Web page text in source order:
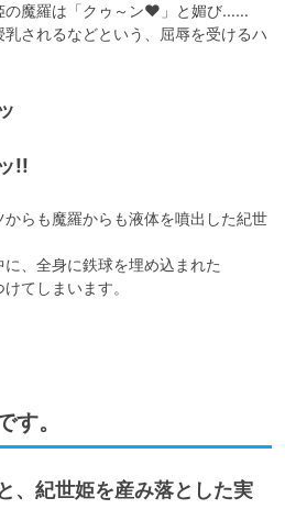
の魔羅は「クゥ～ン♥」と媚び……
されるなどという、屈辱を受けるハ
!!
らも魔羅からも液体を噴出した紀世
、全身に鉄球を埋め込まれた
てしまいます。
。
、紀世姫を産み落とした実